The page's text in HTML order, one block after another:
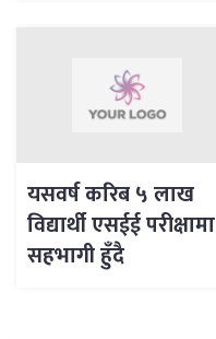
यसवर्ष करिब ५ लाख
विद्यार्थी एसईई परीक्षामा
सहभागी हुँदै